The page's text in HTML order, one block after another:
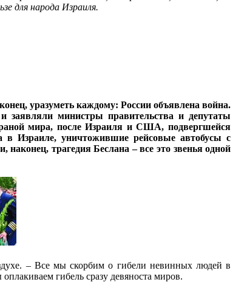
для народа Израиля.
уразуметь каждому: России объявлена война.
заявляли министры правительства и депутаты
мира, после Израиля и США, подвергшейся
в Израиле, уничтожившие рейсовые автобусы с
трагедия Беслана – все это звенья одной
– Все мы скорбим о гибели невинных людей в
гибель сразу девяноста миров.